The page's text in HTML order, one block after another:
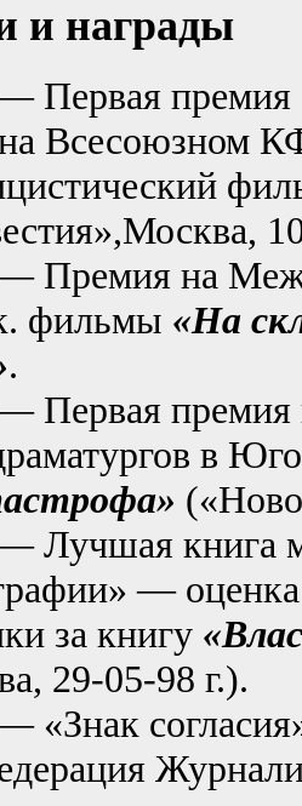
и награды
Первая
Всесоюзном
Премия на
фильмы «На
.
Первая премия
в
Лучшая книга
—
за книгу
29-05-98 г.).
«Знак